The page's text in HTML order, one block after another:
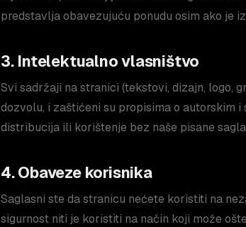
predstavlja obavezujuću ponudu osim ako je
3. Intelektualno vlasništvo
Svi sadržaji na stranici (tekstovi, dizajn, logo,
dozvolu, i zaštićeni su propisima o autorskim
distribucija ili korištenje bez naše pisane
4. Obaveze korisnika
Saglasni ste da stranicu nećete koristiti na
sigurnost niti je koristiti na način koji može